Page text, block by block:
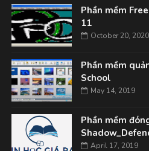
Phần mềm
11
October 20, 2020
Phần mềm
School
May 14, 2019
Phần mềm
April 17, 2019